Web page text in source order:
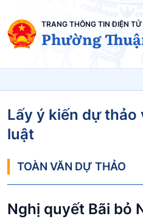
TRANG THÔNG TIN ĐIỆN TỬ
Phường
Lấy ý kiến dự thảo
luật
TOÀN VĂN DỰ THẢO
Nghị quyết Bãi bỏ